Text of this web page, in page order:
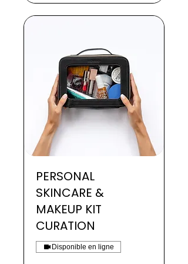
PERSONAL
SKINCARE &
MAKEUP KIT
CURATION
Disponible en ligne